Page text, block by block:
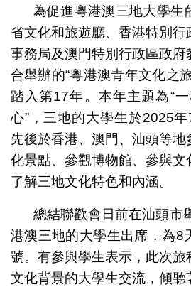
為促進粵港澳三地大學生
省文化和旅遊廳、香港特別
事務局及澳門特別行政區政
合舉辦的“粵港澳青年文化之
踏入第17年。本年主題為“
心”，三地的大學生於2025
先後於香港、澳門、汕頭等
化景點、參觀博物館、參與文
了解三地文化特色和內涵。
總結聯歡會日前在汕頭市
港澳三地的大學生出席，為8
號。有參與學生表示，此次旅
文化背景的大學生交流，傾聽